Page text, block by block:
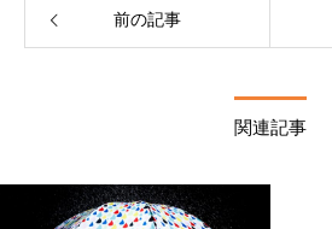
前の記事
関連記事